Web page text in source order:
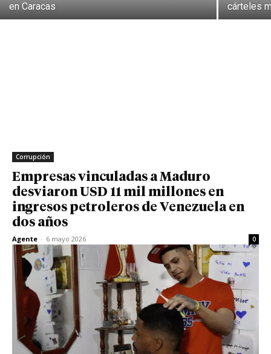
en Caracas
cárteles
Corrupción
Empresas vinculadas a Maduro
desviaron USD 11 mil millones en
ingresos petroleros de Venezuela en
dos años
Agente - 6 mayo 2026 0